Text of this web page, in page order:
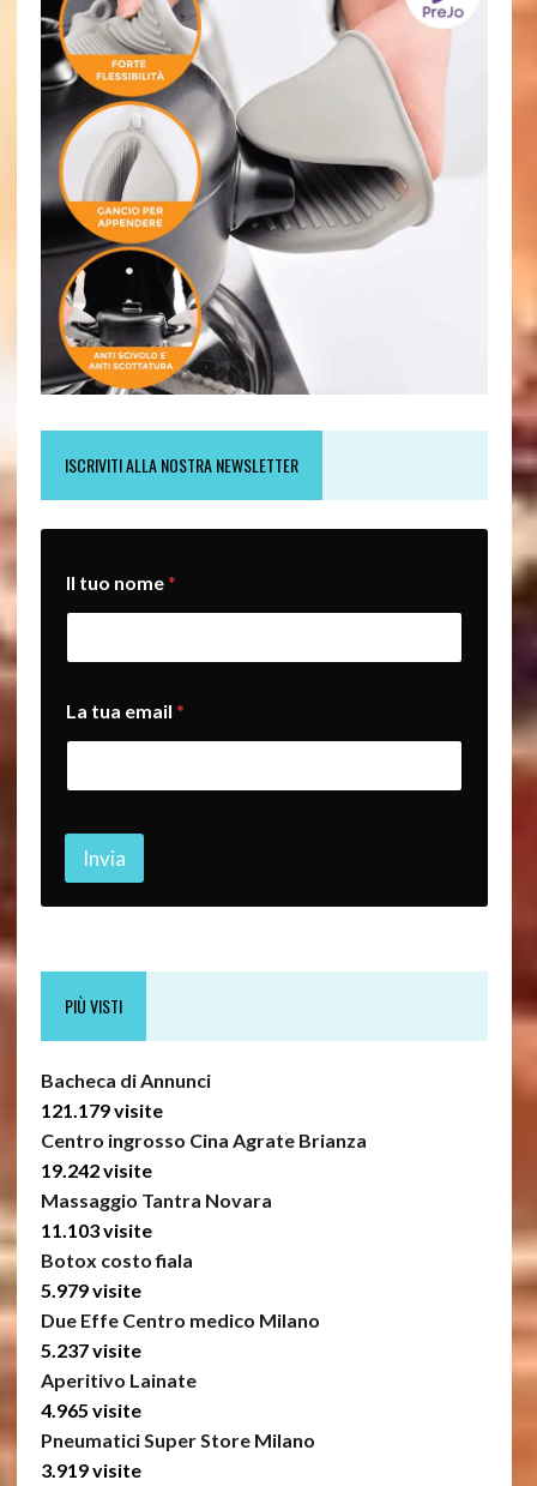
ISCRIVITI ALLA NOSTRA NEWSLETTER
Il tuo nome*
m
a
l
a
La tua email *
Invia
PIÙ VISTI
Bacheca di Annunci
121.179 visite
Centro ingrosso Cina Agrate Brianza
19.242 visite
Massaggio Tantra Novara
11.103 visite
Botox costo fiala
5.979 visite
Due Effe Centro medico Milano
5.237 visite
Aperitivo Lainate
4.965 visite
Pneumatici Super Store Milano
3.919 visite